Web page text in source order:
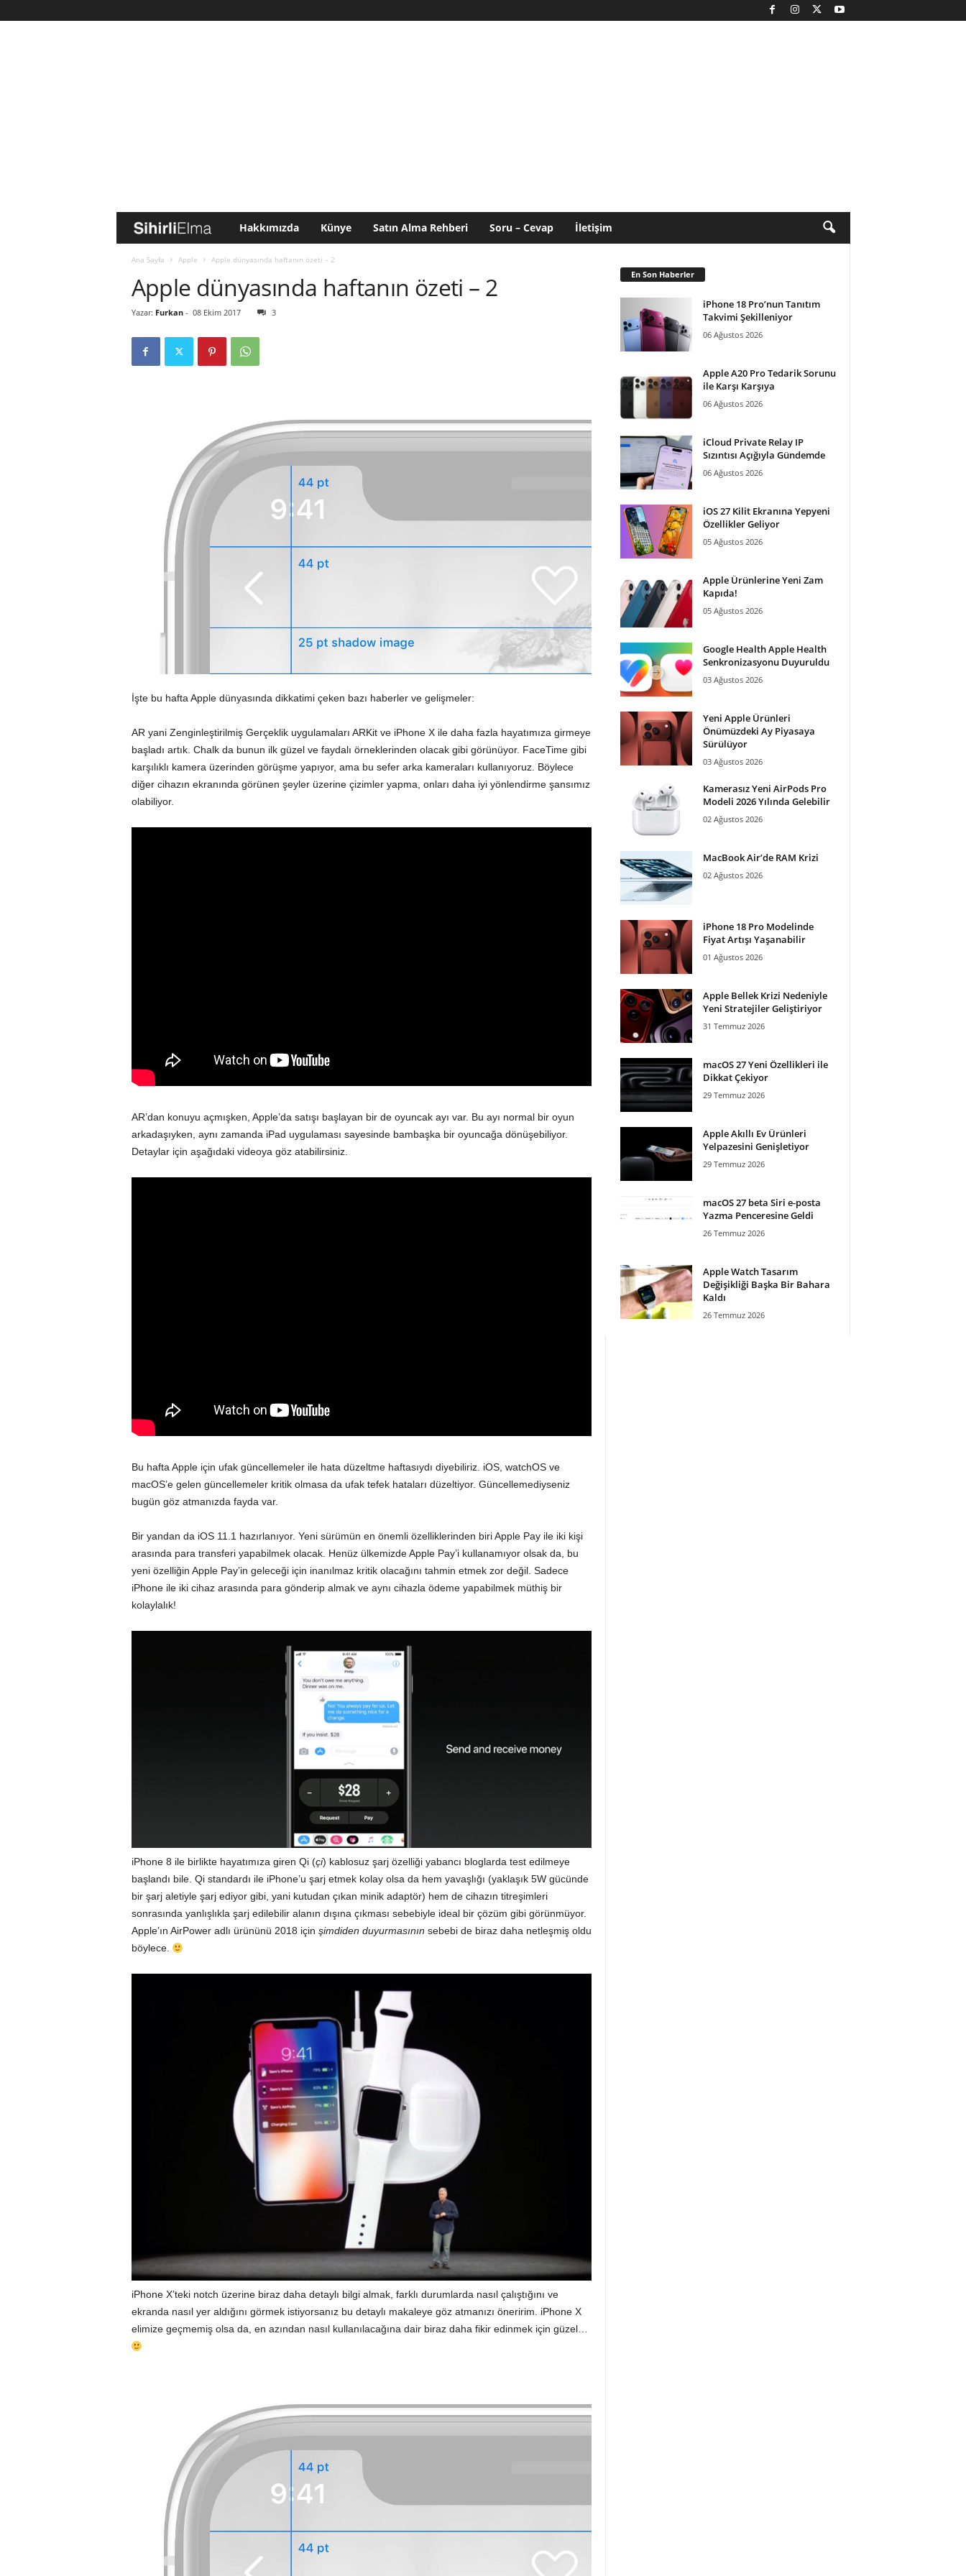
i
h
E
Hakkımızda Künye Satın Alma Rehberi Soru – Cevap İletişim
Ana Sayfa Apple Apple dünyasında haftanın özeti – 2
Apple dünyasında haftanın özeti – 2
Yazar: Furkan- 08 Ekim 2017 3
İşte bu hafta Apple dünyasında dikkatimi çeken bazı haberler ve gelişmeler:
AR yani Zenginleştirilmiş Gerçeklik uygulamaları ARKit ve iPhone X ile daha fazla hayatımıza girmeye
başladı artık. Chalk da bunun ilk güzel ve faydalı örneklerinden olacak gibi görünüyor. FaceTime gibi
karşılıklı kamera üzerinden görüşme yapıyor, ama bu sefer arka kameraları kullanıyoruz. Böylece
diğer cihazın ekranında görünen şeyler üzerine çizimler yapma, onları daha iyi yönlendirme şansımız
olabiliyor.
AR’dan konuyu açmışken, Apple’da satışı başlayan bir de oyuncak ayı var. Bu ayı normal bir oyun
arkadaşıyken, aynı zamanda iPad uygulaması sayesinde bambaşka bir oyuncağa dönüşebiliyor.
Detaylar için aşağıdaki videoya göz atabilirsiniz.
Bu hafta Apple için ufak güncellemeler ile hata düzeltme haftasıydı diyebiliriz. iOS, watchOSve
macOS’e gelen güncellemeler kritik olmasa da ufak tefek hataları düzeltiyor. Güncellemediyseniz
bugün göz atmanızda fayda var.
Bir yandan da iOS 11.1 hazırlanıyor. Yeni sürümün en önemli özelliklerinden biri Apple Pay ile iki kişi
arasında para transferi yapabilmek olacak. Henüz ülkemizde Apple Pay’i kullanamıyor olsak da, bu
yeni özelliğin Apple Pay’in geleceği için inanılmaz kritik olacağını tahmin etmek zor değil. Sadece
iPhone ile iki cihaz arasında para gönderip almak ve aynı cihazla ödeme yapabilmek müthiş bir
kolaylalık!
iPhone 8 ile birlikte hayatımıza giren Qi (çi) kablosuz şarj özelliği yabancı bloglarda test edilmeye
başlandı bile. Qi standardı ile iPhone’u şarj etmek kolay olsa da hem yavaşlığı (yaklaşık 5W gücünde
bir şarj aletiyle şarj ediyor gibi, yani kutudan çıkan minik adaptör) hem de cihazın titreşimleri
sonrasında yanlışlıkla şarj edilebilir alanın dışına çıkması sebebiyle ideal bir çözüm gibi görünmüyor.
Apple’ın AirPower adlı ürününü 2018 için şimdiden duyurmasının sebebi de biraz daha netleşmiş oldu
böylece.
iPhone X’teki notch üzerine biraz daha detaylı bilgi almak, farklı durumlarda nasıl çalıştığını ve
ekranda nasıl yer aldığını görmek istiyorsanız bu detaylı makaleyegöz atmanızı öneririm. iPhone X
elimize geçmemiş olsa da, en azından nasıl kullanılacağına dair biraz daha fikir edinmek için güzel…
En Son Haberler
iPhone 18 Pro’nun Tanıtım
Takvimi Şekilleniyor
06 Ağustos 2026
Apple A20 Pro Tedarik Sorunu
ile Karşı Karşıya
06 Ağustos 2026
iCloud Private Relay IP
Sızıntısı Açığıyla Gündemde
06 Ağustos 2026
iOS 27 Kilit Ekranına Yepyeni
Özellikler Geliyor
05 Ağustos 2026
Apple Ürünlerine Yeni Zam
Kapıda!
05 Ağustos 2026
Google Health Apple Health
Senkronizasyonu Duyuruldu
03 Ağustos 2026
Yeni Apple Ürünleri
Önümüzdeki Ay Piyasaya
Sürülüyor
03 Ağustos 2026
Kamerasız Yeni AirPods Pro
Modeli 2026 Yılında Gelebilir
02 Ağustos 2026
MacBook Air’de RAM Krizi
02 Ağustos 2026
iPhone 18 Pro Modelinde
Fiyat Artışı Yaşanabilir
01 Ağustos 2026
Apple Bellek Krizi Nedeniyle
Yeni Stratejiler Geliştiriyor
31 Temmuz 2026
macOS 27 Yeni Özellikleri ile
Dikkat Çekiyor
29 Temmuz 2026
Apple Akıllı Ev Ürünleri
Yelpazesini Genişletiyor
29 Temmuz 2026
macOS 27 beta Siri e-posta
Yazma Penceresine Geldi
26 Temmuz 2026
Apple Watch Tasarım
Değişikliği Başka Bir Bahara
Kaldı
26 Temmuz 2026